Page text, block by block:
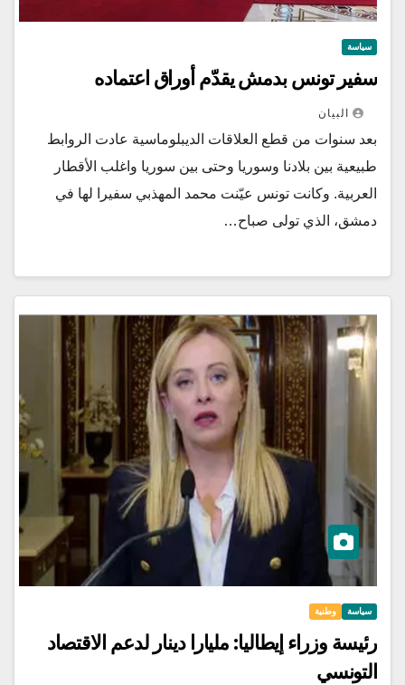
سياسة
سفير تونس بدمش يقدّم أوراق اعتماده
البيان
بعد سنوات من قطع العلاقات الديبلوماسية عادت الروابط
طبيعية بين بلادنا وسوريا وحتى بين سوريا واغلب الأقطار
العربية. وكانت تونس عيّنت محمد المهذبي سفيرا لها في
دمشق، الذي تولى صباح…
سياسة وطنية
رئيسة وزراء إيطاليا: مليارا دينار لدعم الاقتصاد
التونسي